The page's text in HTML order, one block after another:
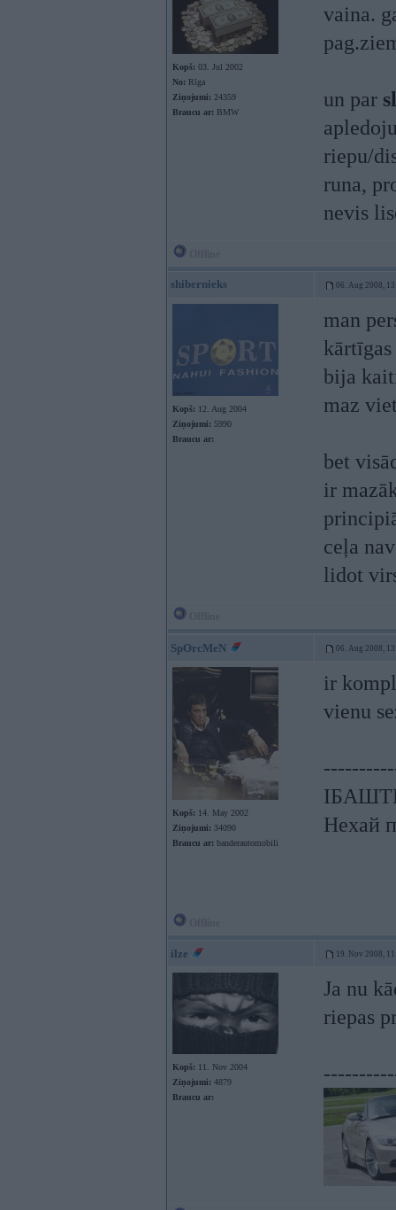
Kopš: 03. Jul 2002
No: Rīga
Ziņojumi: 24359
Braucu ar: BMW
vaina.
un par
riepu/
runa,
nevis
shibernieks 06. Aug 2008,
Kopš: 12. Aug 2004
Ziņojumi: 5990
Braucu ar:
man
kārtīgas
bija
maz
bet
ir
ceļa
lidot
SpOrcMeN 06. Aug 2008,
Kopš: 14. May 2002
Ziņojumi: 34090
Braucu ar: banderautomobili
ir
vienu
Нехай
ilze 19. Nov 2008,
Kopš: 11. Nov 2004
Ziņojumi: 4879
Braucu ar:
Ja nu
riepas